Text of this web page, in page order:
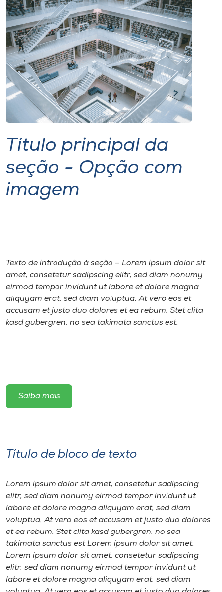
I.nova
Diplomados
Cultura
Biblioteca
Editora
Rádio
Store
o idioma
Título principal da
seção - Opção com
imagem
Texto de introdução à seção – Lorem ipsum dolor sit
amet, consetetur sadipscing elitr, sed diam nonumy
eirmod tempor invidunt ut labore et dolore magna
aliquyam erat, sed diam voluptua. At vero eos et
accusam et justo duo dolores et ea rebum. Stet clita
kasd gubergren, no sea takimata sanctus est.
Saiba mais
Título de bloco de texto
Lorem ipsum dolor sit amet, consetetur sadipscing
elitr, sed diam nonumy eirmod tempor invidunt ut
labore et dolore magna aliquyam erat, sed diam
voluptua. At vero eos et accusam et justo duo dolores
et ea rebum. Stet clita kasd gubergren, no sea
takimata sanctus est Lorem ipsum dolor sit amet.
Lorem ipsum dolor sit amet, consetetur sadipscing
elitr, sed diam nonumy eirmod tempor invidunt ut
labore et dolore magna aliquyam erat, sed diam